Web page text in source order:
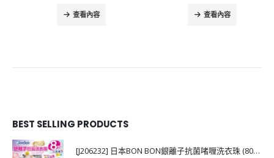
查看內容 查看內容
BEST SELLING PRODUCTS
[J206232] 日本BON BON銀離子抗菌啫喱洗衣珠 (80粒)